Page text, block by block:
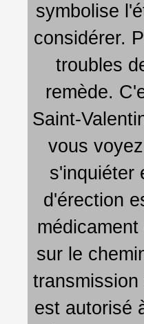
symbolise
considérer.
troubles
remède.
Saint-
vous
s'inquiéter
d'érection
sur le
est autorisé